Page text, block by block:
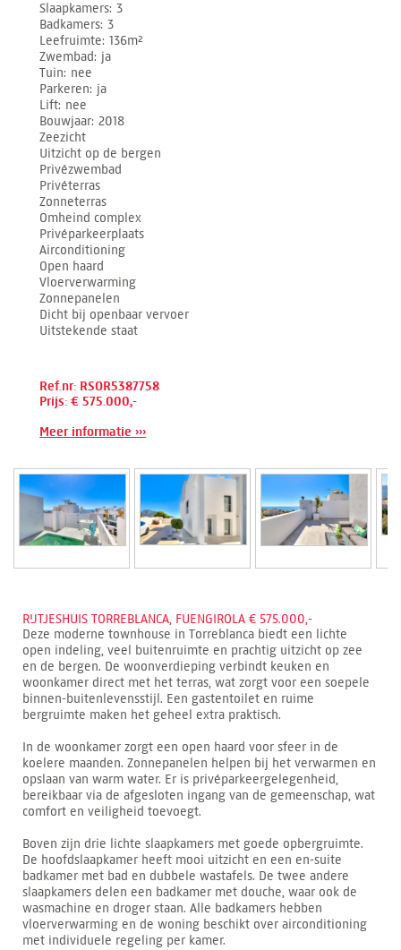
Slaapkamers 3
Badkamers 3
Leefruimte 136m²
Zwembad ja
Tuin nee
Parkeren ja
Lift nee
Bouwjaar 2018
Zeezicht
Uitzicht op de bergen
Privézwembad
Privéterras
Zonneterras
Omheind complex
Privéparkeerplaats
Airconditioning
Open haard
Vloerverwarming
Zonnepanelen
Dicht bij openbaar vervoer
Uitstekende staat
Ref.nr: RSOR5387758
Prijs: € 575.000,-
Meer informatie ›››
RIJTJESHUIS TORREBLANCA, FUENGIROLA € 575.000,-
Deze moderne townhouse in Torreblanca biedt een lichte
open indeling, veel buitenruimte en prachtig uitzicht op zee
en de bergen. De woonverdieping verbindt keuken en
woonkamer direct met het terras, wat zorgt voor een soepele
binnen-buitenlevensstijl. Een gastentoilet en ruime
bergruimte maken het geheel extra praktisch.
In de woonkamer zorgt een open haard voor sfeer in de
koelere maanden. Zonnepanelen helpen bij het verwarmen en
opslaan van warm water. Er is privéparkeergelegenheid,
bereikbaar via de afgesloten ingang van de gemeenschap, wat
comfort en veiligheid toevoegt.
Boven zijn drie lichte slaapkamers met goede opbergruimte.
De hoofdslaapkamer heeft mooi uitzicht en een en-suite
badkamer met bad en dubbele wastafels. De twee andere
slaapkamers delen een badkamer met douche, waar ook de
wasmachine en droger staan. Alle badkamers hebben
vloerverwarming en de woning beschikt over airconditioning
met individuele regeling per kamer.